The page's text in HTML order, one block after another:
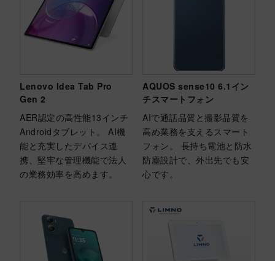
Lenovo Idea Tab Pro
Gen 2
AER認定の高性能13インチ
Androidタブレット。 AI機
能と充実したデバイス連
携、堅牢な管理機能で法人
の業務効率を高めます。
AQUOS sense10 6.1イン
チスマートフォン
AIで通話品質と撮影品質を
高め業務を支えるスマート
フォン。 長持ち電池と防水
防塵設計で、外出先でも安
心です。